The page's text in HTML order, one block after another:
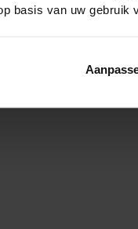
basis van uw gebruik